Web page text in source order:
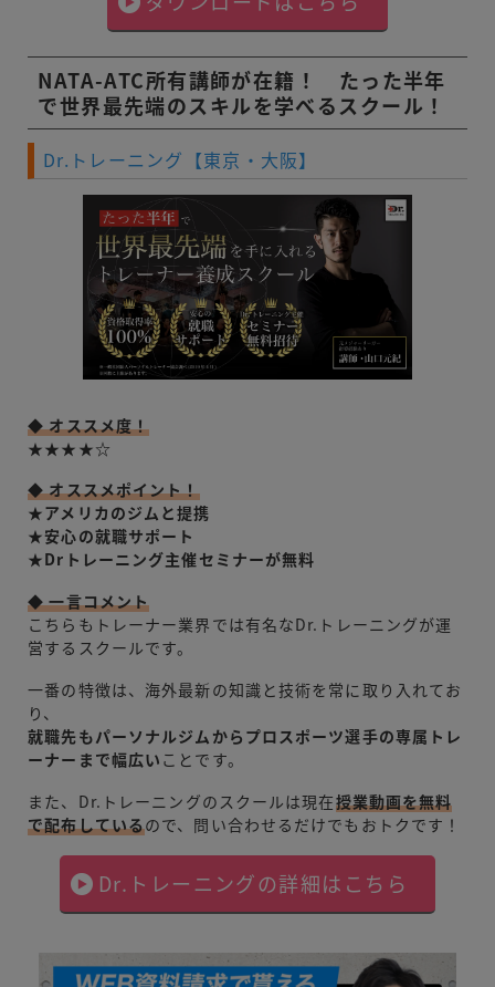
NATA-ATC所有講師が在籍！ たった半年
で世界最先端のスキルを学べるスクール！
Dr.トレーニング【東京・大阪】
◆ オススメ度！
★★★★☆
◆ オススメポイント！
★アメリカのジムと提携
★安心の就職サポート
★Drトレーニング主催セミナーが無料
◆ 一言コメント
こちらもトレーナー業界では有名なDr.トレーニングが運
営するスクールです。
一番の特徴は、海外最新の知識と技術を常に取り入れてお
り、
就職先もパーソナルジムからプロスポーツ選手の専属トレ
ーナーまで幅広い ことです。
また、Dr.トレーニングのスクールは現在授業動画を無料
で配布しているので、問い合わせるだけでもおトクです！
Dr.トレーニングの詳細はこちら